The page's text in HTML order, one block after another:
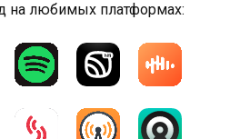
на любимых платформах: